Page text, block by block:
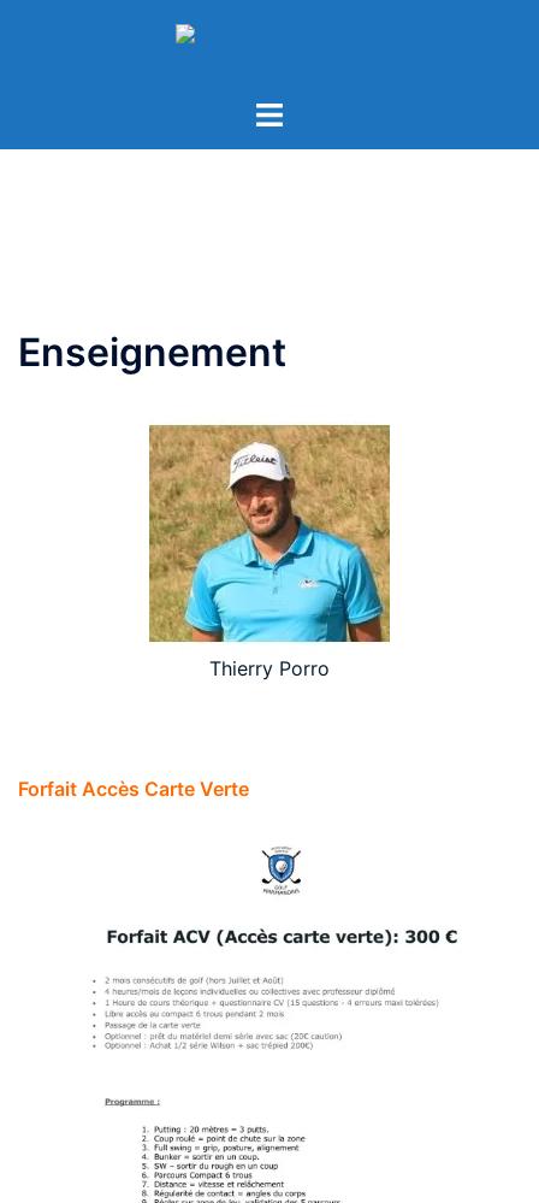
Enseignement
Thierry Porro
Forfait Accès Carte Verte